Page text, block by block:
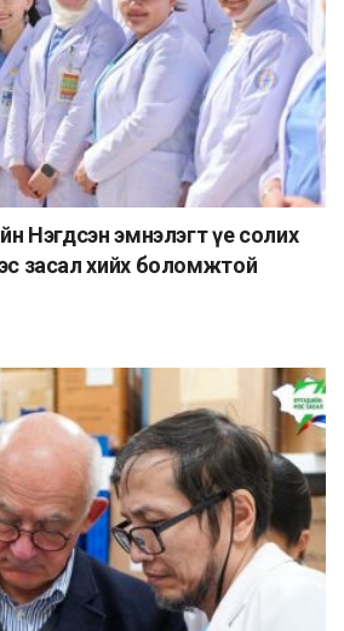
Нэгдсэн эмнэлэгт үе солих
засал хийх боломжтой